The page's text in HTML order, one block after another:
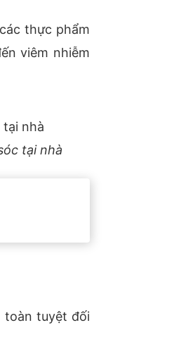
thực phẩm
viêm nhiễm
tại nhà
toàn tuyệt đối